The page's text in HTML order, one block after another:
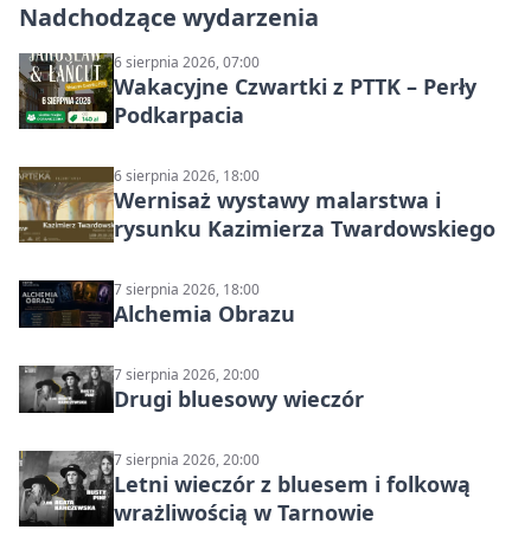
Nadchodzące wydarzenia
6 sierpnia 2026, 07:00
Wakacyjne Czwartki z PTTK – Perły
Podkarpacia
6 sierpnia 2026, 18:00
Wernisaż wystawy malarstwa i
rysunku Kazimierza Twardowskiego
7 sierpnia 2026, 18:00
Alchemia Obrazu
7 sierpnia 2026, 20:00
Drugi bluesowy wieczór
7 sierpnia 2026, 20:00
Letni wieczór z bluesem i folkową
wrażliwością w Tarnowie